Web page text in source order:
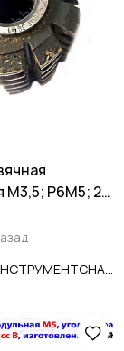
М3,5; Р6М5; 20
70х27х75.